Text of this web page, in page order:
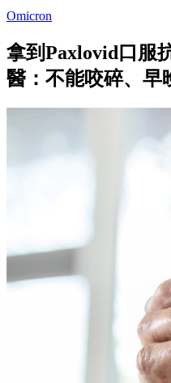
Omicron
拿到Paxlovid口服
醫：不能咬碎、早